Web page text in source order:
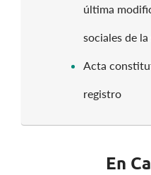
última
sociales de
Acta
registro
En